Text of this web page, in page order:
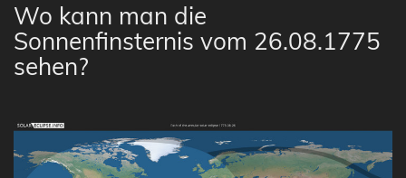
Wo kann man die
Sonnenfinsternis vom 26.08.1775
sehen?